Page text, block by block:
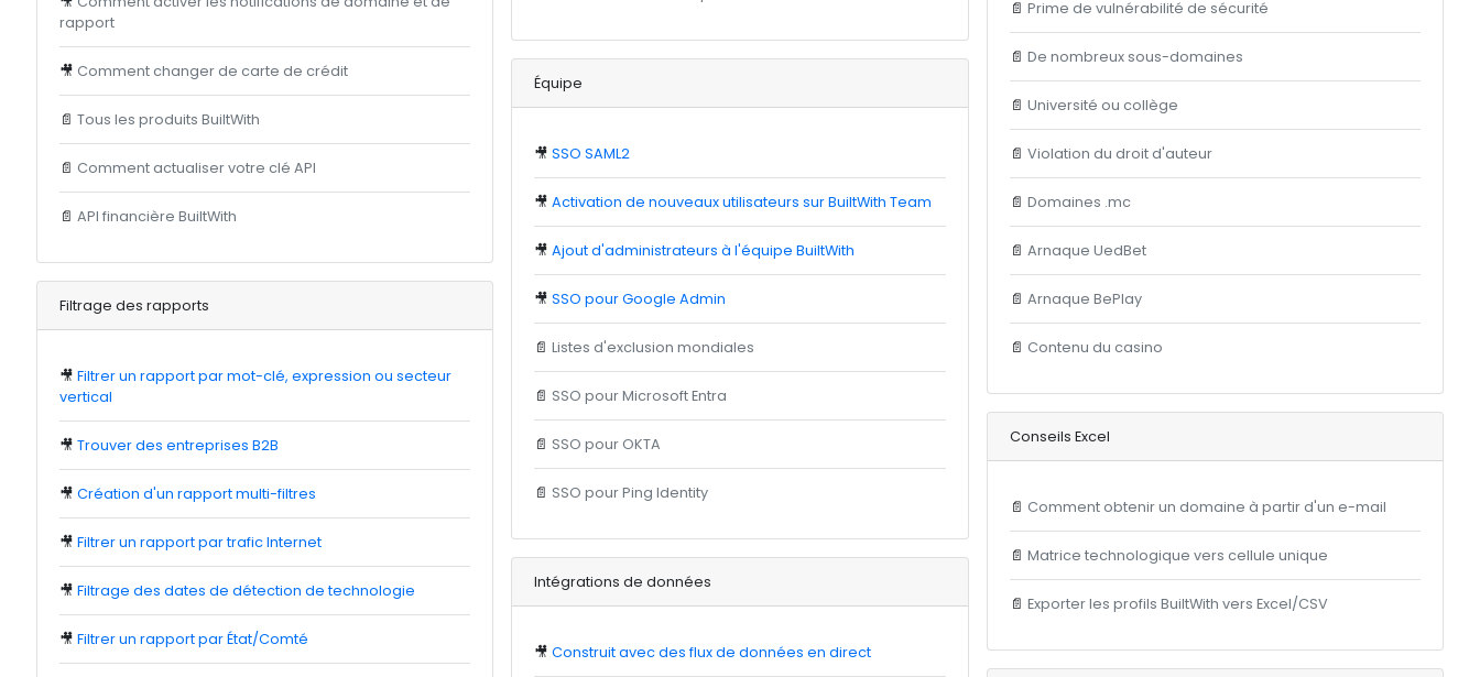
rapport
🎥 Comment changer de carte de crédit
📄 Tous les produits BuiltWith
📄 Comment actualiser votre clé API
📄 API financière BuiltWith
Filtrage des rapports
🎥 Filtrer un rapport par mot-clé, expression ou secteur
vertical
🎥 Trouver des entreprises B2B
🎥 Création d'un rapport multi-filtres
🎥 Filtrer un rapport par trafic Internet
🎥 Filtrage des dates de détection de technologie
🎥 Filtrer un rapport par État/Comté
Équipe
🎥SSO SAML2
🎥Activation de nouveaux utilisateurs sur BuiltWith Team
🎥Ajout d'administrateurs à l'équipe BuiltWith
🎥SSO pour Google Admin
📄Listes d'exclusion mondiales
📄 SSO pour Microsoft Entra
📄 SSO pour OKTA
📄 SSO pour Ping Identity
Intégrations de données
🎥Construit avec des flux de données en direct
📄 Prime de vulnérabilité de sécurité
📄 De nombreux sous-domaines
📄 Université ou collège
📄 Violation du droit d'auteur
📄 Domaines .mc
📄 Arnaque UedBet
📄 Arnaque BePlay
📄 Contenu du casino
Conseils Excel
📄 Comment obtenir un domaine à partir d'un e-mail
📄 Matrice technologique vers cellule unique
📄 Exporter les profils BuiltWith vers Excel/CSV